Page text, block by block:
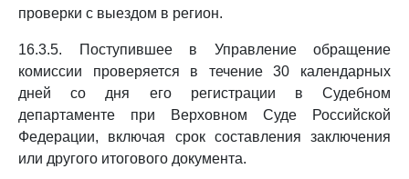
проверки с выездом в регион.
16.3.5. Поступившее в Управление обращение
комиссии проверяется в течение 30 календарных
дней со дня его регистрации в Судебном
департаменте при Верховном Суде Российской
Федерации, включая срок составления заключения
или другого итогового документа.